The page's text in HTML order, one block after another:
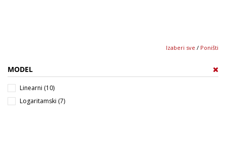
Izaberi sve / Poništi
MODEL
Linearni (10)
Logaritamski (7)